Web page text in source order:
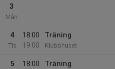
3
Mån
4
Tis
18:00
19:00
Träning
Klubbhuset
5
18:00
Träning